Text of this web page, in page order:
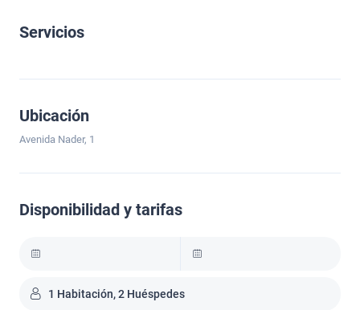
Servicios
Ubicación
Avenida Nader, 1
Disponibilidad y tarifas
1 Habitación, 2 Huéspedes